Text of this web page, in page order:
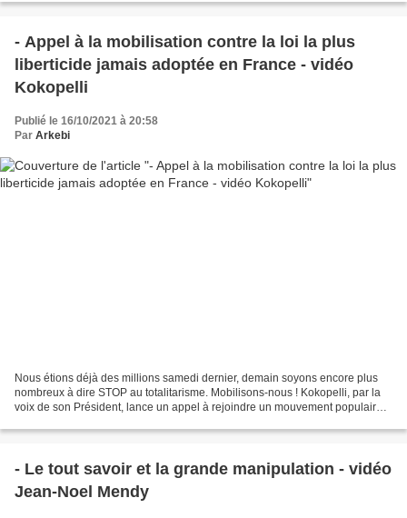
- Appel à la mobilisation contre la loi la plus
liberticide jamais adoptée en France - vidéo
Kokopelli
Publié le 16/10/2021 à 20:58
Par Arkebi
Nous étions déjà des millions samedi dernier, demain soyons encore plus
nombreux à dire STOP au totalitarisme. Mobilisons-nous ! Kokopelli, par la
voix de son Président, lance un appel à rejoindre un mouvement populaire
- Le tout savoir et la grande manipulation - vidéo
Jean-Noel Mendy